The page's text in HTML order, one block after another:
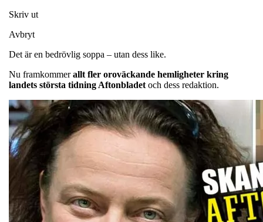
Skriv ut
Avbryt
Det är en bedrövlig soppa – utan dess like.
Nu framkommerallt fler oroväckande hemligheter kring
landets största tidning Aftonbladet och dess redaktion.